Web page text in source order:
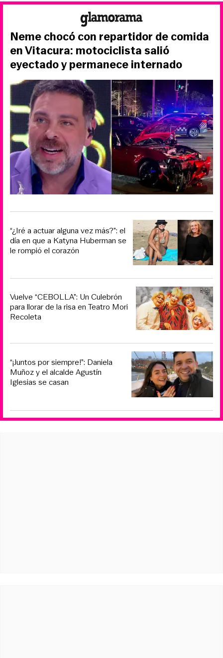
Neme chocó con repartidor de comida
en Vitacura: motociclista salió
eyectado y permanece internado
“¿Iré a actuar alguna vez más?”: el
día en que a Katyna Huberman se
le rompió el corazón
Vuelve “CEBOLLA”: Un Culebrón
para llorar de la risa en Teatro Mori
Recoleta
“¡Juntos por siempre!”: Daniela
Muñoz y el alcalde Agustín
Iglesias se casan